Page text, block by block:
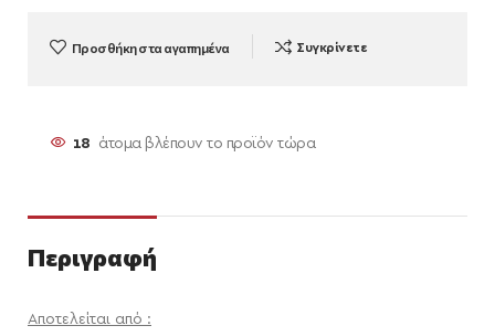
Προσθήκη στα αγαπημένα Συγκρίνετε
18 άτομα βλέπουν το προϊόν τώρα
Περιγραφή
Αποτελείται από :